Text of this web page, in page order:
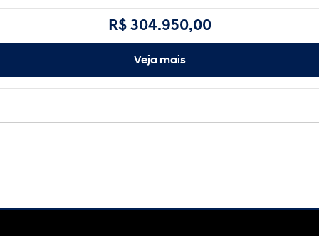
R$ 304.950,00
Veja mais